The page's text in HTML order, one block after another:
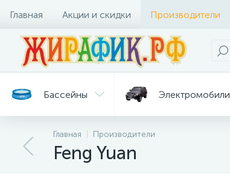
Главная Акции и скидки Производители
Бассейны Электромобили
Батуты Велосипеды
Главная Производители
Feng Yuan